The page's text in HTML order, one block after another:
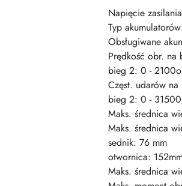
Napięcie
Typ
Obsługiwane
Prędkość obr.
bieg 2: 0 -
Częst. udarów
bieg 2: 0 -
Maks. średnica
Maks. średnica
sednik: 76 mm
otwornica:
Maks. średnica